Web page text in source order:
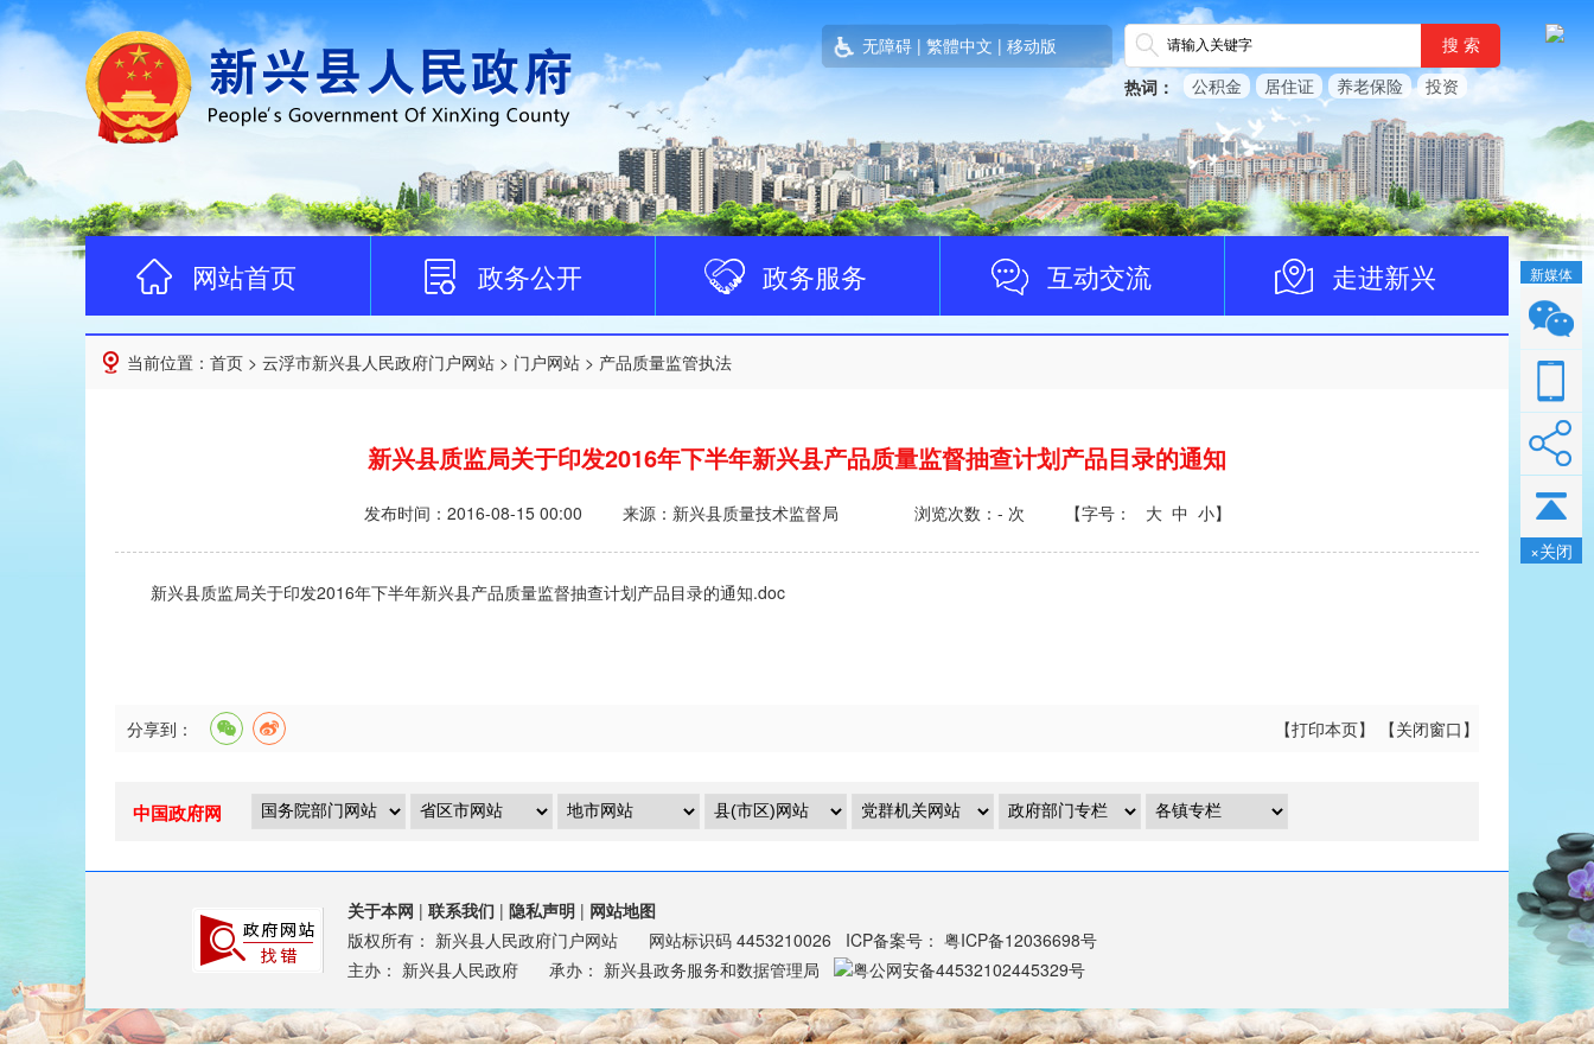
无障碍 | 繁體中文 | 移动版 搜 索
热词： 公积金 居住证 养老保险 投资
网站首页 政务公开 政务服务 互动交流 走进新兴
当前位置： 首页 > 云浮市新兴县人民政府门户网站 > 门户网站 > 产品质量监管执法
新兴县质监局关于印发2016年下半年新兴县产品质量监督抽查计划产品目录的通知
发布时间： 2016-08-15 00:00 来源：新兴县质量技术监督局 浏览次数： - 次 【字号： 大 中 小】
新兴县质监局关于印发2016年下半年新兴县产品质量监督抽查计划产品目录的通知.doc
分享到： 【打印本页】 【关闭窗口 】
中国政府网
关于本网 | 联系我们 | 隐私声明 | 网站地图
版权所有： 新兴县人民政府门户网站 网站标识码 4453210026 ICP备案号： 粤ICP备12036698号
主办： 新兴县人民政府 承办： 新兴县政务服务和数据管理局 粤公网安备44532102445329号
新媒体
×关闭